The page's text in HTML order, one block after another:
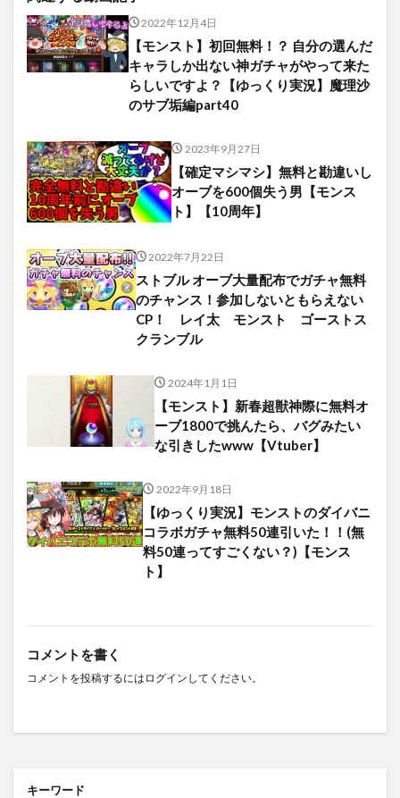
2022年12月4日
【モンスト】初回無料！？ 自分の選んだ
キャラしか出ない神ガチャがやって来た
らしいですよ？【ゆっくり実況】魔理沙
のサブ垢編part40
2023年9月27日
【確定マシマシ】無料と勘違いし
オーブを600個失う男【モンス
ト】【10周年】
2022年7月22日
ストブル オーブ大量配布でガチャ無料
のチャンス！参加しないともらえない
CP！ レイ太 モンスト ゴーストス
クランブル
2024年1月1日
【モンスト】新春超獣神際に無料オ
ーブ1800で挑んたら、バグみたい
な引きしたwww【Vtuber】
2022年9月18日
【ゆっくり実況】モンストのダイバニ
コラボガチャ無料50連引いた！！(無
料50連ってすごくない？)【モンス
ト】
コメントを書く
コメントを投稿するには ログイン してください。
キーワード